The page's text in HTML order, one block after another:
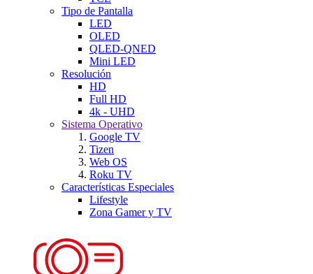
Tipo de Pantalla
LED
OLED
QLED-QNED
Mini LED
Resolución
HD
Full HD
4k - UHD
Sistema Operativo
Google TV
Tizen
Web OS
Roku TV
Características Especiales
Lifestyle
Zona Gamer y TV